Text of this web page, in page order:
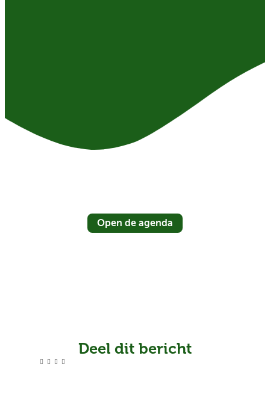
Open de agenda
Deel dit bericht